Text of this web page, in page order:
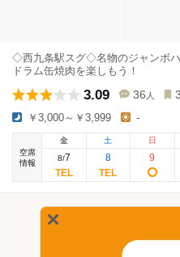
◇西九条駅スグ◇名物のジャンボ
ドラム缶焼肉を楽しもう！
3.09 36 人
￥3,000～￥3,999 -
空席
情報
金
8/7
土
8
日
9